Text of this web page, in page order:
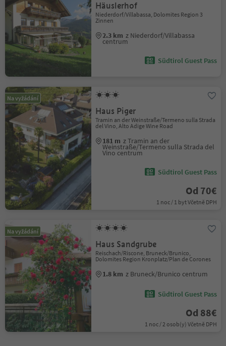
Häuslerhof
Niederdorf/Villabassa, Dolomites Region 3
Zinnen
2.3 km z Niederdorf/Villabassa
centrum
Südtirol Guest Pass
Na vyžádání
Haus Piger
Tramin an der Weinstraße/Termeno sulla Strada
del Vino, Alto Adige Wine Road
181 m z Tramin an der
Weinstraße/Termeno sulla Strada del
Vino centrum
Südtirol Guest Pass
Od 70€
1 noc / 1 byt Včetně DPH
Na vyžádání
Haus Sandgrube
Reischach/Riscone, Bruneck/Brunico,
Dolomites Region Kronplatz/Plan de Corones
1.8 km z Bruneck/Brunico centrum
Südtirol Guest Pass
Od 88€
1 noc / 2 osob(y) Včetně DPH